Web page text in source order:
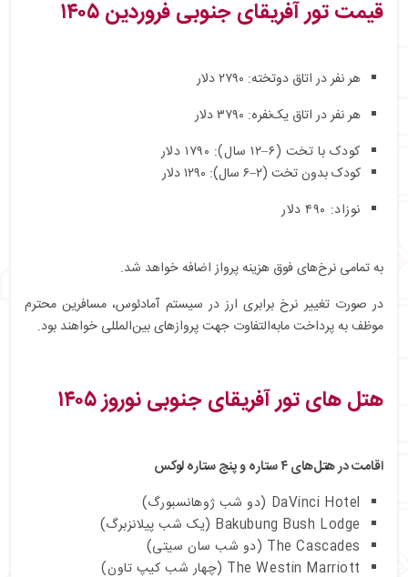
قیمت تور آفریقای جنوبی فروردین ۱۴۰۵
هر نفر در اتاق دوتخته: ۲۷۹۰ دلار
هر نفر در اتاق یک‌نفره: ۳۷۹۰ دلار
کودک با تخت (۶–۱۲ سال): ۱۷۹۰ دلار
کودک بدون تخت (۲–۶ سال): ۱۲۹۰ دلار
نوزاد: ۴۹۰ دلار
به تمامی نرخ‌های فوق هزینه پرواز اضافه خواهد شد.
در صورت تغییر نرخ برابری ارز در سیستم آمادئوس، مسافرین محترم
موظف به پرداخت مابه‌التفاوت جهت پروازهای بین‌المللی خواهند بود.
هتل های تور آفریقای جنوبی نوروز ۱۴۰۵
اقامت در هتل‌های ۴ ستاره و پنج ستاره لوکس
DaVinci Hotel (دو شب ژوهانسبورگ)
Bakubung Bush Lodge (یک شب پیلانزبرگ)
The Cascades (دو شب سان سیتی)
The Westin Marriott (چهار شب کیپ تاون)